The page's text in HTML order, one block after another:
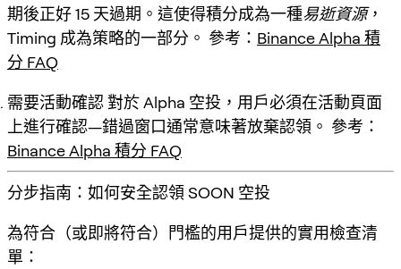
期後正好 15 天過期。這使得積分成為一種易逝資源，
Timing 成為策略的一部分。 參考： Binance Alpha 積
分 FAQ
需要活動確認對於 Alpha 空投，用戶必須在活動頁面
上進行確認—錯過窗口通常意味著放棄認領。 參考：
Binance Alpha 積分 FAQ
分步指南：如何安全認領 SOON 空投
為符合（或即將符合）門檻的用戶提供的實用檢查清
單：